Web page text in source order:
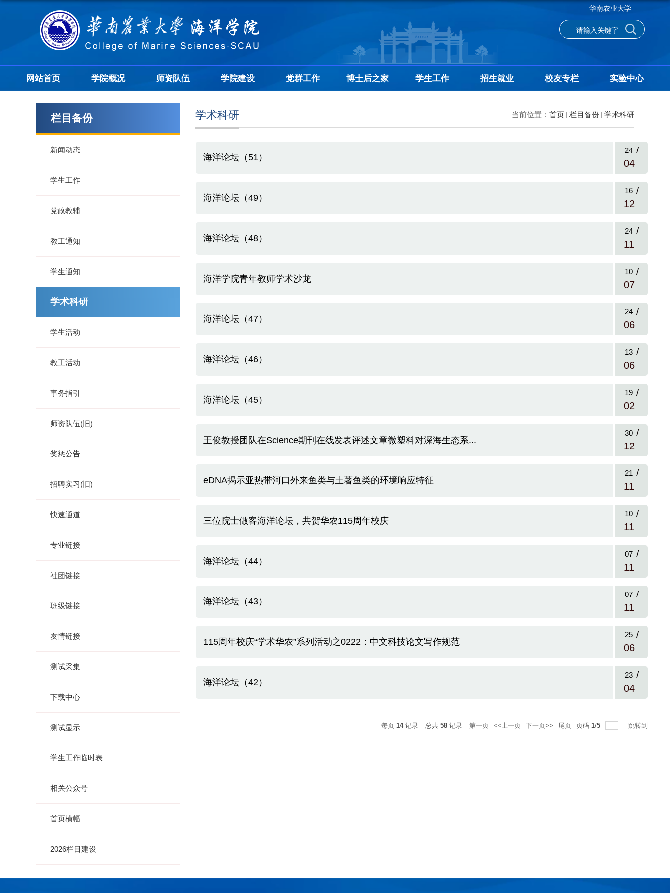
华南农业大学
网站首页 学院概况 师资队伍 学院建设 党群工作 博士后之家 学生工作 招生就业 校友专栏 实验中心
栏目备份
新闻动态
学生工作
党政教辅
教工通知
学生通知
学术科研
学生活动
教工活动
事务指引
师资队伍(旧)
奖惩公告
招聘实习(旧)
快速通道
专业链接
社团链接
班级链接
友情链接
测试采集
下载中心
测试显示
学生工作临时表
相关公众号
首页横幅
2026栏目建设
当前位置： 首页 栏目备份 学术科研
学术科研
24 /
04
海洋论坛（51）
16 /
12
海洋论坛（49）
24 /
11
海洋论坛（48）
10 /
07
海洋学院青年教师学术沙龙
24 /
06
海洋论坛（47）
13 /
06
海洋论坛（46）
19 /
02
海洋论坛（45）
30 /
12
王俊教授团队在Science期刊在线发表评述文章微塑料对深海生态系...
21 /
11
eDNA揭示亚热带河口外来鱼类与土著鱼类的环境响应特征
10 /
11
三位院士做客海洋论坛，共贺华农115周年校庆
07 /
11
海洋论坛（44）
07 /
11
海洋论坛（43）
25 /
06
115周年校庆“学术华农”系列活动之0222：中文科技论文写作规范
23 /
04
海洋论坛（42）
每页 14记录 总共 58 记录 第一页 <<上一页 下一页>> 尾页 页码 1/5 跳转到